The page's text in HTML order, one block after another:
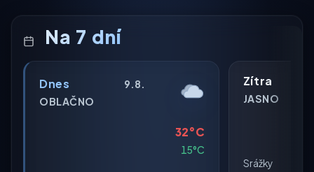
Na 7 dní
Dnes
9.8.
OBLAČNO
32°C
15°C
Zítra
JASNO
Srážky